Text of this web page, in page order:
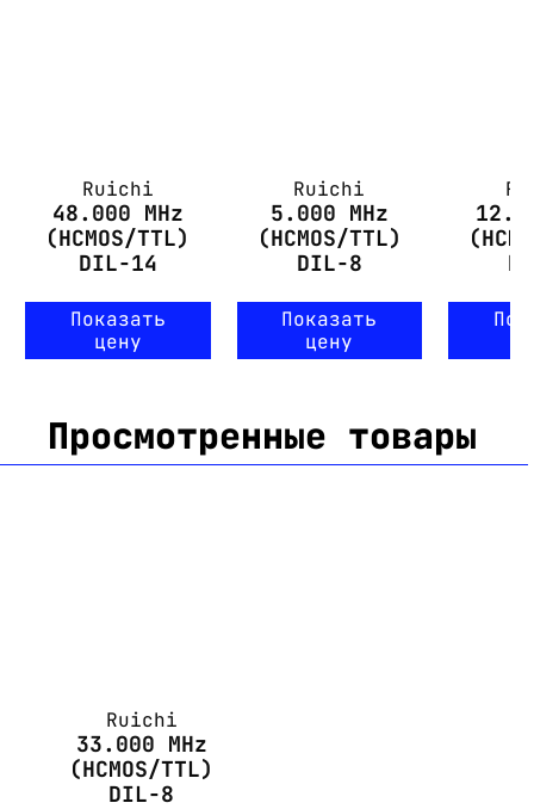
Ruichi
48.000 MHz
(HCMOS/TTL)
DIL-14
Показать
цену
Ruichi
5.000 MHz
(HCMOS/TTL)
DIL-8
Показать
цену
Просмотренные товары
Ruichi
33.000 MHz
(HCMOS/TTL)
DIL-8